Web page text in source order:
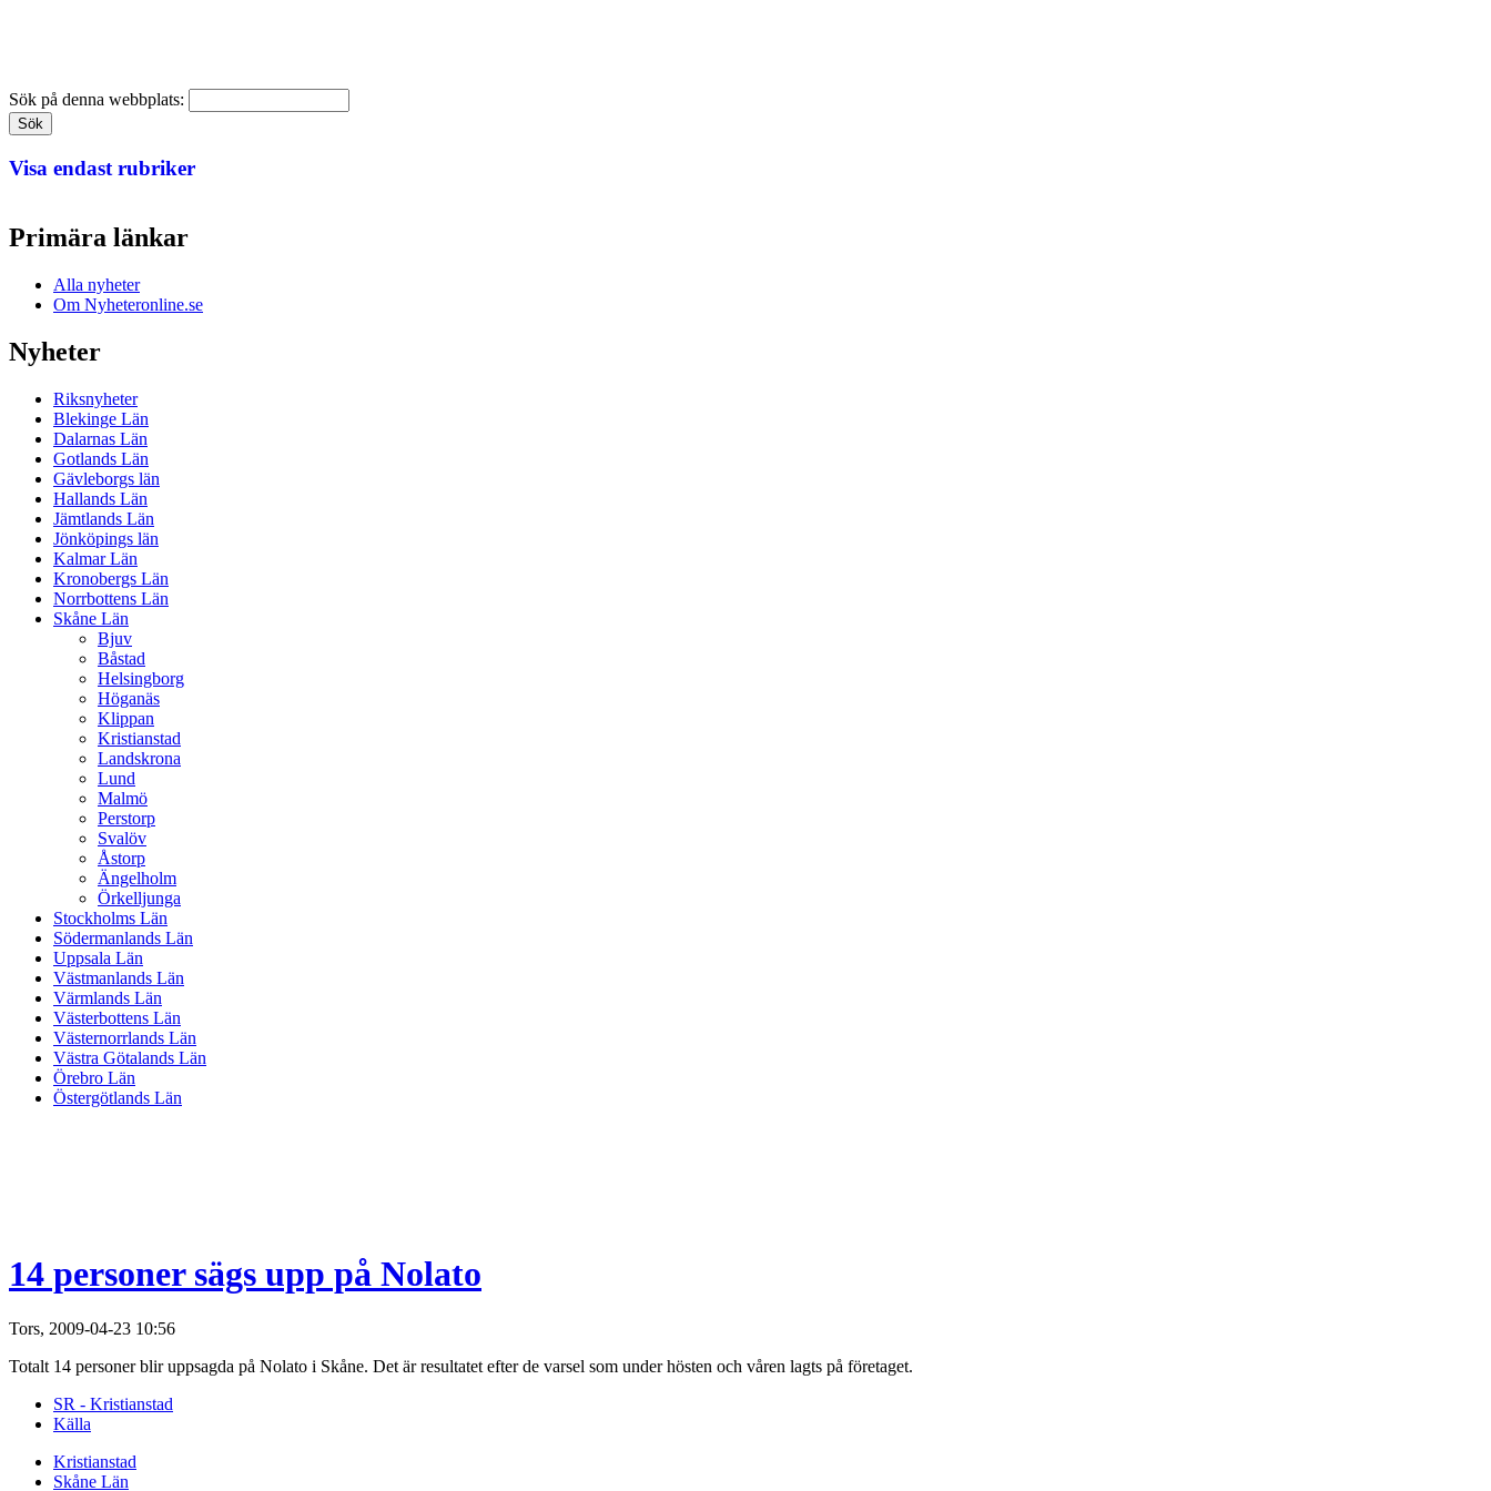
Sök på denna webbplats:
Visa endast rubriker
Primära länkar
Alla nyheter
Om Nyheteronline.se
Nyheter
Riksnyheter
Blekinge Län
Dalarnas Län
Gotlands Län
Gävleborgs län
Hallands Län
Jämtlands Län
Jönköpings län
Kalmar Län
Kronobergs Län
Norrbottens Län
Skåne Län
Bjuv
Båstad
Helsingborg
Höganäs
Klippan
Kristianstad
Landskrona
Lund
Malmö
Perstorp
Svalöv
Åstorp
Ängelholm
Örkelljunga
Stockholms Län
Södermanlands Län
Uppsala Län
Västmanlands Län
Värmlands Län
Västerbottens Län
Västernorrlands Län
Västra Götalands Län
Örebro Län
Östergötlands Län
14 personer sägs upp på Nolato
Tors, 2009-04-23 10:56
Totalt 14 personer blir uppsagda på Nolato i Skåne. Det är resultatet efter de varsel som under hösten och våren lagts på företaget.
SR - Kristianstad
Källa
Kristianstad
Skåne Län